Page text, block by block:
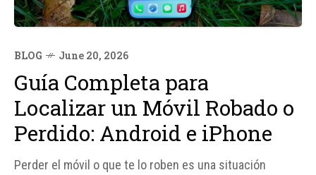
BLOG June 20, 2026
Guía Completa para
Localizar un Móvil Robado o
Perdido: Android e iPhone
Perder el móvil o que te lo roben es una situación